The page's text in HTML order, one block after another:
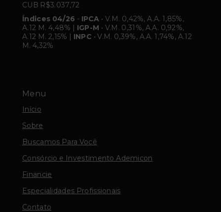
Menu
Início
Sobre
Buscamos Para Você
Consórcio e Investimento Ademicon
Financie
Especialidades Profissionais
Contato
CUB R$3.037,72
Índices 04/26 - IPCA • V.M. 0,42%, A.A. 1,85%,
A.12 M. 4,48% | IGP-M • V.M. 0,31%, A.A. 0,92%,
A.12 M. 2,15% | INPC • V.M. 0,39%, A.A. 1,74%, A.12
M. 4,32%